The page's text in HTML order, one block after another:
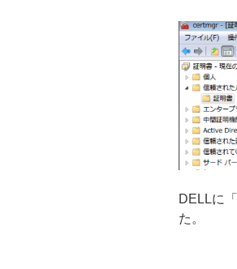
DELLに「
た。